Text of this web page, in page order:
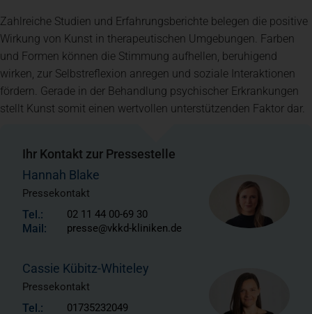
Zahlreiche Studien und Erfahrungsberichte belegen die positive
Wirkung von Kunst in therapeutischen Umgebungen. Farben
und Formen können die Stimmung aufhellen, beruhigend
wirken, zur Selbstreflexion anregen und soziale Interaktionen
fördern. Gerade in der Behandlung psychischer Erkrankungen
stellt Kunst somit einen wertvollen unterstützenden Faktor dar.
Ihr Kontakt zur Pressestelle
Hannah Blake
Pressekontakt
Tel.: 02 11 44 00-69 30
Mail: presse@vkkd-kliniken.de
Cassie Kübitz-Whiteley
Pressekontakt
Tel.: 01735232049